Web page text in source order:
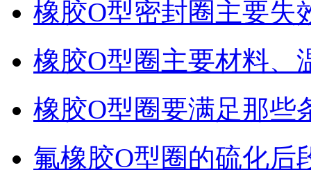
橡胶O型密封圈主要
橡胶O型圈主要材料
橡胶O型圈要满足那
氟橡胶O型圈的硫化后